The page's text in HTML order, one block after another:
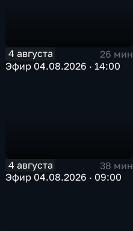
4 августа
26 мин
Эфир 04.08.2026 · 14:00
4 августа
38 мин
Эфир 04.08.2026 · 09:00